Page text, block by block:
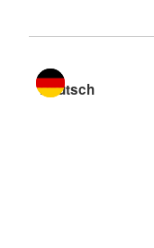
Sprache wechseln zu